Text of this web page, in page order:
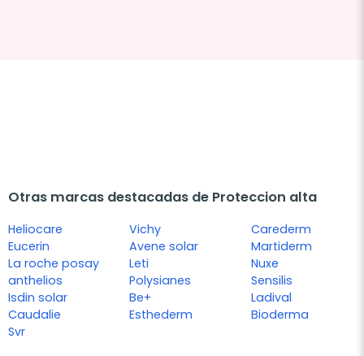
Otras marcas destacadas de Proteccion alta
Heliocare
Eucerin
La roche posay
anthelios
Isdin solar
Caudalie
Svr
Vichy
Avene solar
Leti
Polysianes
Be+
Esthederm
Carederm
Martiderm
Nuxe
Sensilis
Ladival
Bioderma